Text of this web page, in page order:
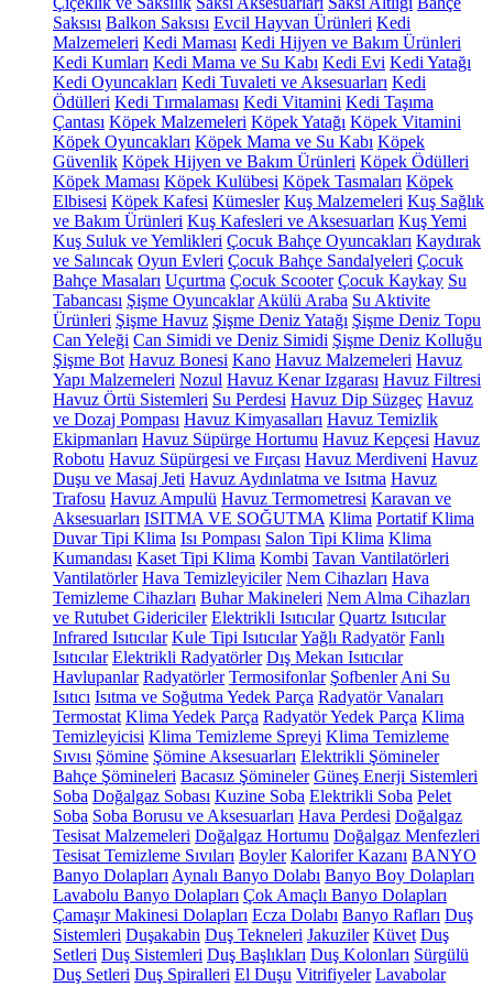
Saksısı Balkon Saksısı Evcil Hayvan Ürünleri Kedi
Malzemeleri Kedi Maması Kedi Hijyen ve Bakım Ürünleri
Kedi Kumları Kedi Mama ve Su Kabı Kedi Evi Kedi Yatağı
Kedi Oyuncakları Kedi Tuvaleti ve Aksesuarları Kedi
Ödülleri Kedi Tırmalaması Kedi Vitamini Kedi Taşıma
Çantası Köpek Malzemeleri Köpek Yatağı Köpek Vitamini
Köpek Oyuncakları Köpek Mama ve Su Kabı Köpek
Güvenlik Köpek Hijyen ve Bakım Ürünleri Köpek Ödülleri
Köpek Maması Köpek Kulübesi Köpek Tasmaları Köpek
Elbisesi Köpek Kafesi Kümesler Kuş Malzemeleri Kuş Sağlık
ve Bakım Ürünleri Kuş Kafesleri ve Aksesuarları Kuş Yemi
Kuş Suluk ve Yemlikleri Çocuk Bahçe Oyuncakları Kaydırak
ve Salıncak Oyun Evleri Çocuk Bahçe Sandalyeleri Çocuk
Bahçe Masaları Uçurtma Çocuk Scooter Çocuk Kaykay Su
Tabancası Şişme Oyuncaklar Akülü Araba Su Aktivite
Ürünleri Şişme Havuz Şişme Deniz Yatağı Şişme Deniz Topu
Can Yeleği Can Simidi ve Deniz Simidi Şişme Deniz Kolluğu
Şişme Bot Havuz Bonesi Kano Havuz Malzemeleri Havuz
Yapı Malzemeleri Nozul Havuz Kenar Izgarası Havuz Filtresi
Havuz Örtü Sistemleri Su Perdesi Havuz Dip Süzgeç Havuz
ve Dozaj Pompası Havuz Kimyasalları Havuz Temizlik
Ekipmanları Havuz Süpürge Hortumu Havuz Kepçesi Havuz
Robotu Havuz Süpürgesi ve Fırçası Havuz Merdiveni Havuz
Duşu ve Masaj Jeti Havuz Aydınlatma ve Isıtma Havuz
Trafosu Havuz Ampulü Havuz Termometresi Karavan ve
Aksesuarları ISITMA VE SOĞUTMA Klima Portatif Klima
Duvar Tipi Klima Isı Pompası Salon Tipi Klima Klima
Kumandası Kaset Tipi Klima Kombi Tavan Vantilatörleri
Vantilatörler Hava Temizleyiciler Nem Cihazları Hava
Temizleme Cihazları Buhar Makineleri Nem Alma Cihazları
ve Rutubet Gidericiler Elektrikli Isıtıcılar Quartz Isıtıcılar
Infrared Isıtıcılar Kule Tipi IsıtıcılarYağlı Radyatör Fanlı
Isıtıcılar Elektrikli Radyatörler Dış Mekan Isıtıcılar
Havlupanlar Radyatörler Termosifonlar Şofbenler Ani Su
Isıtıcı Isıtma ve Soğutma Yedek Parça Radyatör Vanaları
Termostat Klima Yedek Parça Radyatör Yedek Parça Klima
Temizleyicisi Klima Temizleme Spreyi Klima Temizleme
Sıvısı Şömine Şömine Aksesuarları Elektrikli Şömineler
Bahçe Şömineleri Bacasız Şömineler Güneş Enerji Sistemleri
Soba Doğalgaz Sobası Kuzine Soba Elektrikli Soba Pelet
Soba Soba Borusu ve Aksesuarları Hava Perdesi Doğalgaz
Tesisat Malzemeleri Doğalgaz Hortumu Doğalgaz Menfezleri
Tesisat Temizleme Sıvıları Boyler Kalorifer Kazanı BANYO
Banyo Dolapları Aynalı Banyo Dolabı Banyo Boy Dolapları
Lavabolu Banyo Dolapları Çok Amaçlı Banyo Dolapları
Çamaşır Makinesi Dolapları Ecza Dolabı Banyo Rafları Duş
Sistemleri Duşakabin Duş Tekneleri Jakuziler Küvet Duş
Setleri Duş Sistemleri Duş Başlıkları Duş Kolonları Sürgülü
Duş Setleri Duş Spiralleri El Duşu Vitrifiyeler Lavabolar